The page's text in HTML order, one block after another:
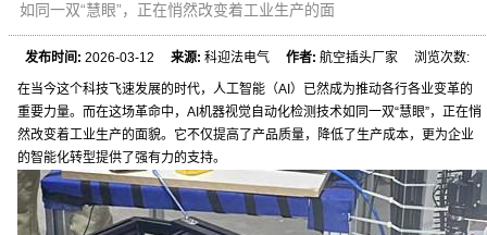
如同一双“慧眼”，正在悄然改变着工业生产的面
发布时间: 2026-03-12来源: 科迎法电气作者: 航空插头厂家 浏览次数:
在当今这个科技飞速发展的时代，人工智能（AI）已然成为推动各行各业变革的
重要力量。而在这场革命中，AI机器视觉自动化检测技术如同一双“慧眼”，正在悄
然改变着工业生产的面貌。它不仅提高了产品质量，降低了生产成本，更为企业
的智能化转型提供了强有力的支持。